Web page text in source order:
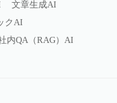
文章生成AI
クAI
内QA（RAG）AI